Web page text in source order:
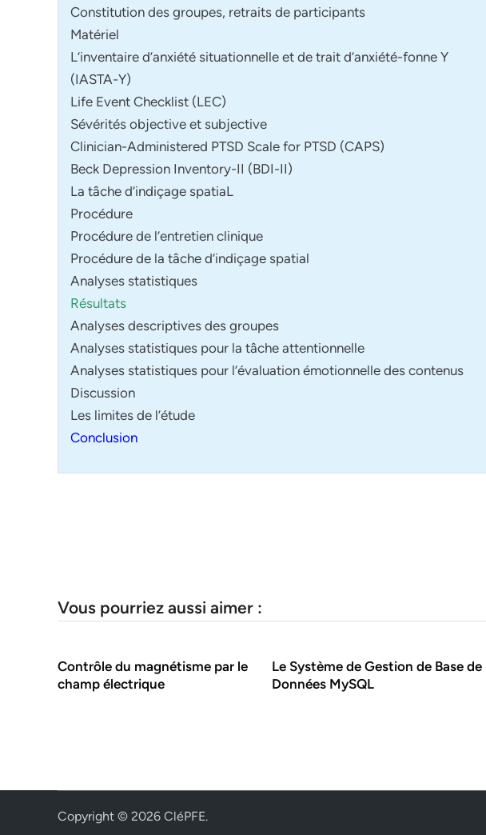
Constitution des groupes, retraits de participants
Matériel
L’inventaire d’anxiété situationnelle et de trait d’anxiété-fonne Y
(IASTA-Y)
Life Event Checklist (LEC)
Sévérités objective et subjective
Clinician-Administered PTSD Scale for PTSD (CAPS)
Beck Depression Inventory-II (BDI-II)
La tâche d’indiçage spatiaL
Procédure
Procédure de l’entretien clinique
Procédure de la tâche d’indiçage spatial
Analyses statistiques
Résultats
Analyses descriptives des groupes
Analyses statistiques pour la tâche attentionnelle
Analyses statistiques pour l’évaluation émotionnelle des contenus
Discussion
Les limites de l’étude
Conclusion
Vous pourriez aussi aimer :
Contrôle du magnétisme par le
champ électrique
Le Système de Gestion de Base de
Données MySQL
Copyright © 2026 CléPFE.